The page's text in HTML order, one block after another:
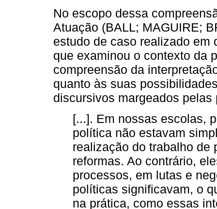
No escopo dessa
Atuação (BALL; MAGUIRE;
estudo de caso realizado em
que examinou o contexto da
compreensão da
quanto às suas
discursivos margeados
[...]. Em nossas escolas,
política não estavam
realização do trabalho de
reformas. Ao contrário,
processos, em lutas e
políticas significavam, o
na prática, como essas